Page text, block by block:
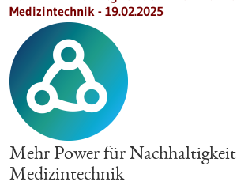
Medizintechnik - 19.02.2025
Mehr Power für
Medizintechnik